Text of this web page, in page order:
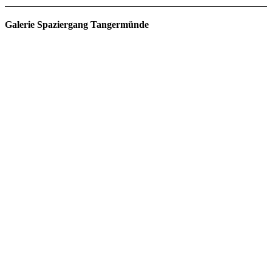
Galerie Spaziergang Tangermünde